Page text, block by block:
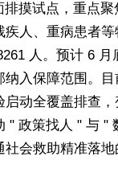
摸试点，重点聚
疾人、重病患者
人。预计 6 月
纳入保障范围。
启动全覆盖排查
" 政策找人 " 与 "
社会救助精准落